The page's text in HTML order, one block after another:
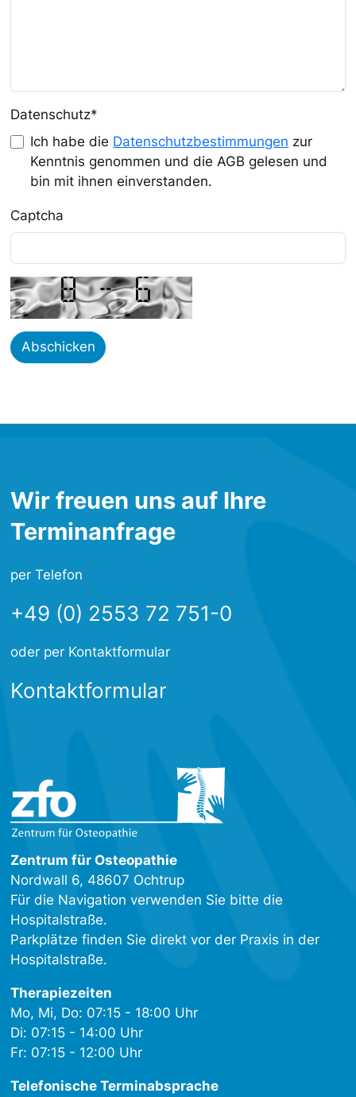
Datenschutz*
Ich habe die Datenschutzbestimmungen zur
Kenntnis genommen und die AGB gelesen und
bin mit ihnen einverstanden.
Captcha
Wir freuen uns auf Ihre
Terminanfrage
per Telefon
+49 (0) 2553 72 751-0
oder per Kontaktformular
Kontaktformular
Zentrum für Osteopathie
Nordwall 6, 48607 Ochtrup
Für die Navigation verwenden Sie bitte die
Hospitalstraße.
Parkplätze finden Sie direkt vor der Praxis in der
Hospitalstraße.
Therapiezeiten
Mo, Mi, Do: 07:15 - 18:00 Uhr
Di: 07:15 - 14:00 Uhr
Fr: 07:15 - 12:00 Uhr
Telefonische Terminabsprache